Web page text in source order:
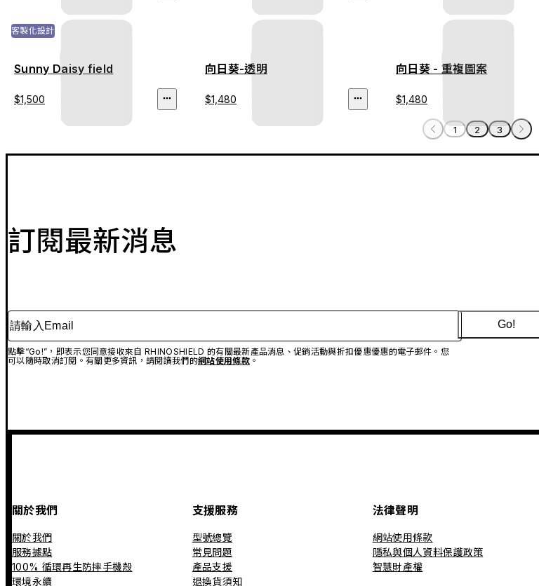
客製化設計
Sunny Daisy field
$1,500
向日葵-透明
$1,480
向日葵 - 重複圖案
$1,480
1 2 3
訂閱最新消息
請輸入Email
點擊“Go!”，即表示您同意接收來自 RHINOSHIELD 的有關最新產品消息、促銷活動與折扣優惠優惠的電子郵件。您
可以隨時取消訂閱。有關更多資訊，請閱讀我們的網站使用條款。
Go!
關於我們
關於我們
服務據點
100% 循環再生防摔手機殼
環境永續
支援服務
型號總覽
常見問題
產品支援
退換貨須知
法律聲明
網站使用條款
隱私與個人資料保護政策
智慧財產權